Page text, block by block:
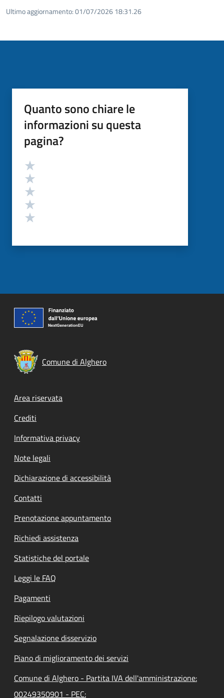
Ultimo aggiornamento:01/07/2026 18:31.26
Quanto sono chiare le
informazioni su questa
pagina?
Valutazione
Comune di Alghero
Footer menu
Area riservata
Crediti
Informativa privacy
Note legali
Dichiarazione di accessibilità
Contatti
Prenotazione appuntamento
Richiedi assistenza
Statistiche del portale
Leggi le FAQ
Pagamenti
Riepilogo valutazioni
Segnalazione disservizio
Piano di miglioramento dei servizi
Comune di Alghero - Partita IVA dell'amministrazione:
00249350901 - PEC: